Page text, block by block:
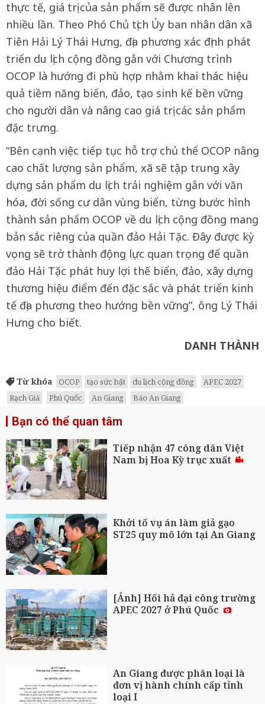
thực tế, giá trị của sản phẩm sẽ được nhân lên
nhiều lần. Theo Phó Chủ tịch Ủy ban nhân dân xã
Tiên Hải Lý Thái Hưng, địa phương xác định phát
triển du lịch cộng đồng gắn với Chương trình
OCOP là hướng đi phù hợp nhằm khai thác hiệu
quả tiềm năng biển, đảo, tạo sinh kế bền vững
cho người dân và nâng cao giá trị các sản phẩm
đặc trưng.
“Bên cạnh việc tiếp tục hỗ trợ chủ thể OCOP nâng
cao chất lượng sản phẩm, xã sẽ tập trung xây
dựng sản phẩm du lịch trải nghiệm gắn với văn
hóa, đời sống cư dân vùng biển, từng bước hình
thành sản phẩm OCOP về du lịch cộng đồng mang
bản sắc riêng của quần đảo Hải Tặc. Đây được kỳ
vọng sẽ trở thành động lực quan trọng để quần
đảo Hải Tặc phát huy lợi thế biển, đảo, xây dựng
thương hiệu điểm đến đặc sắc và phát triển kinh
tế địa phương theo hướng bền vững”, ông Lý Thái
Hưng cho biết.
DANH THÀNH
Từ khóa OCOP tạo sức bật du lịch cộng đồng
APEC 2027
Rạch Giá
Phú Quốc An Giang Báo An Giang
Bạn có thể quan tâm
Tiếp nhận 47 công dân Việt
Nam bị Hoa Kỳ trục xuất
Khởi tố vụ án làm giả gạo
ST25 quy mô lớn tại An Giang
[Ảnh] Hối hả đại công trường
APEC 2027 ở Phú Quốc
An Giang được phân loại là
đơn vị hành chính cấp tỉnh
loại I